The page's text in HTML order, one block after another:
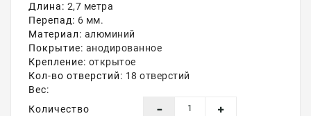
Длина: 2,7 метра
Перепад: 6 мм.
Материал: алюминий
Покрытие: анодированное
Крепление: открытое
Кол-во отверстий: 18 отверстий
Вес:
Количество